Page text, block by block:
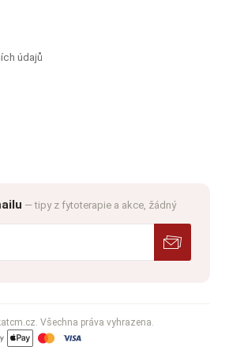
údajů
— tipy z fytoterapie a akce, žádný
Všechna práva vyhrazena.